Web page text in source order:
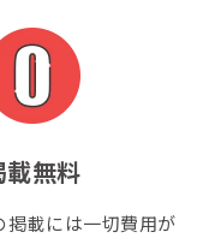
載無料
掲載には一切費用が